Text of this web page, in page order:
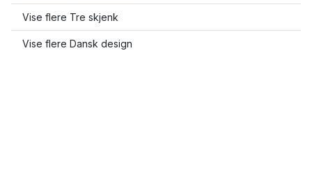
Vise flere Tre skjenk
Vise flere Dansk design